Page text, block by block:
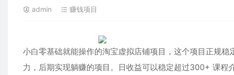
admin 赚钱项目
小白零基础就能操作的淘宝虚拟店铺项目，这个项目正规
力，后期实现躺赚的项目。日收益可以稳定超过300+ 课